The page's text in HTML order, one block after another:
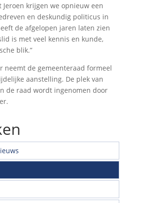
Jeroen krijgen we opnieuw een
en deskundig politicus in
de afgelopen jaren laten zien
is met veel kennis en kunde,
blik.”
neemt de gemeenteraad formeel
aanstelling. De plek van
de raad wordt ingenomen door